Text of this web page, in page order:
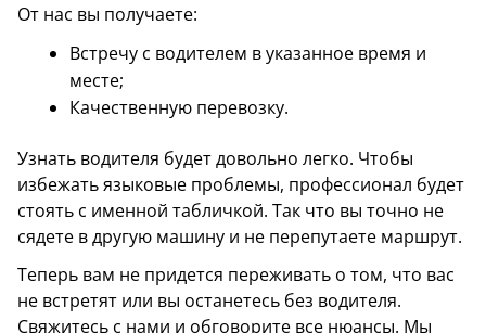
От нас вы получаете:
Встречу с водителем в указанное время и
месте;
Качественную перевозку.
Узнать водителя будет довольно легко. Чтобы
избежать языковые проблемы, профессионал будет
стоять с именной табличкой. Так что вы точно не
сядете в другую машину и не перепутаете маршрут.
Теперь вам не придется переживать о том, что вас
не встретят или вы останетесь без водителя.
Свяжитесь с нами и обговорите все нюансы. Мы